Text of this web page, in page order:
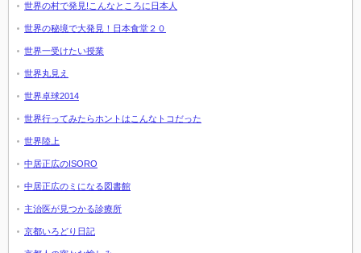
世界の村で発見!こんなところに日本人
世界の秘境で大発見！日本食堂２０
世界一受けたい授業
世界丸見え
世界卓球2014
世界行ってみたらホントはこんなトコだった
世界陸上
中居正広のISORO
中居正広のミになる図書館
主治医が見つかる診療所
京都いろどり日記